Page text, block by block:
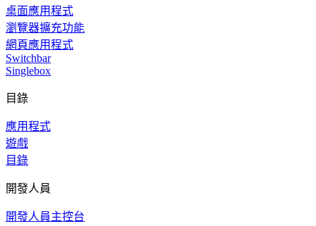
桌面應用程式
瀏覽器擴充功能
網頁應用程式
Switchbar
Singlebox
目錄
應用程式
遊戲
目錄
開發人員
開發人員主控台